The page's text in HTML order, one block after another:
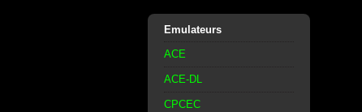
Emulateurs
ACE
ACE-DL
CPCEC